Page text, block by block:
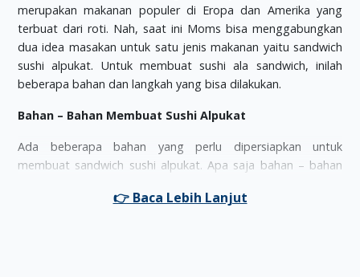
merupakan makanan populer di Eropa dan Amerika yang
terbuat dari roti. Nah, saat ini Moms bisa menggabungkan
dua idea masakan untuk satu jenis makanan yaitu sandwich
sushi alpukat. Untuk membuat sushi ala sandwich, inilah
beberapa bahan dan langkah yang bisa dilakukan.
Bahan – Bahan Membuat Sushi Alpukat
Ada beberapa bahan yang perlu dipersiapkan untuk
membuat sandwich sushi alpukat. Apa saja bahan – bahan